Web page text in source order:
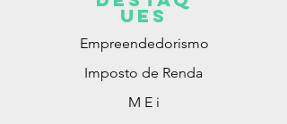
ues
Empreendedorismo
Imposto de Renda
M E i